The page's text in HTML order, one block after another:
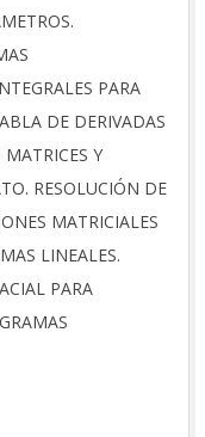
PARA
DE DERIVADAS
Y
RESOLUCIÓN DE
MATRICIALES
LINEALES.
PARA